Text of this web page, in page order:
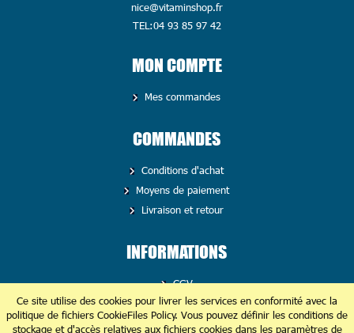
Ce site utilise des cookies pour livrer les services en conformité avec la
politique de fichiers CookieFiles Policy. Vous pouvez définir les conditions de
stockage et d'accès relatives aux fichiers cookies dans les paramètres de
nice@vitaminshop.fr
TEL:04 93 85 97 42
MON COMPTE
Mes commandes
COMMANDES
Conditions d'achat
Moyens de paiement
Livraison et retour
INFORMATIONS
CGV
Politique de confidentialité